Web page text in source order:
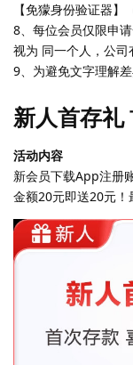
【免獴身份验证器
8、每位会员仅限申
视为 同一个人，公司
9、为避免文字理解
新人首存礼
活动内容
新会员下载App注册
金额20元即送20元！